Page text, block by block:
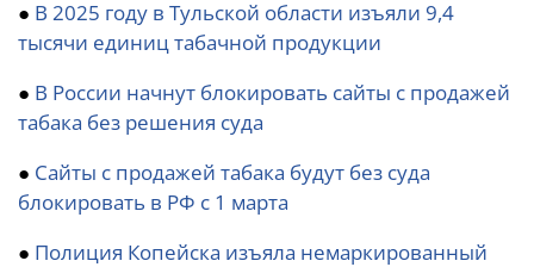
● В 2025 году в Тульской области изъяли 9,4
тысячи единиц табачной продукции
● В России начнут блокировать сайты с продажей
табака без решения суда
● Сайты с продажей табака будут без суда
блокировать в РФ с 1 марта
● Полиция Копейска изъяла немаркированный